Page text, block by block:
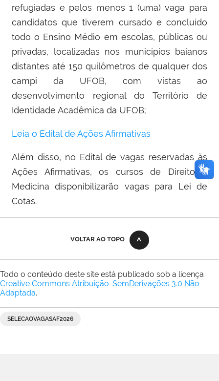
refugiadas e pelos menos 1 (uma) vaga para
candidatos que tiverem cursado e concluído
todo o Ensino Médio em escolas, públicas ou
privadas, localizadas nos municípios baianos
distantes até 150 quilômetros de qualquer dos
campi da UFOB, com vistas ao
desenvolvimento regional do Território de
Identidade Acadêmica da UFOB;
Leia o Edital de Ações Afirmativas
Além disso, no Edital de vagas reservadas às
Ações Afirmativas, os cursos de Direito e
Medicina disponibilizarão vagas para Lei de
Cotas.
VOLTAR AO TOPO
Todo o conteúdo deste site está publicado sob a licença
Creative Commons Atribuição-SemDerivações 3.0 Não
Adaptada.
SELECAOVAGASAF2026